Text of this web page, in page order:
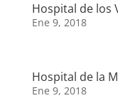
Hospital de los
Ene 9, 2018
Hospital de la
Ene 9, 2018